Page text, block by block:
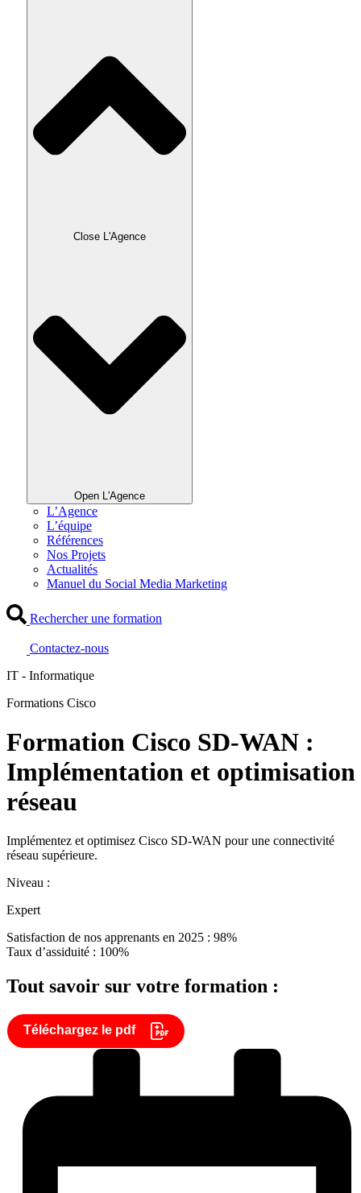
Close L'Agence
Open L'Agence
L’Agence
L’équipe
Références
Nos Projets
Actualités
Manuel du Social Media Marketing
Rechercher une formation
Contactez-nous
IT - Informatique
Formations Cisco
Formation Cisco SD-WAN :
Implémentation et optimisation
réseau
Implémentez et optimisez Cisco SD-WAN pour une connectivité
réseau supérieure.
Niveau :
Expert
Satisfaction de nos apprenants en 2025 : 98%
Taux d’assiduité : 100%
Tout savoir sur votre formation :
Téléchargez le pdf